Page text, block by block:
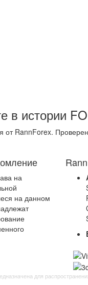
в истории
от RannForex.
на
на данном
для